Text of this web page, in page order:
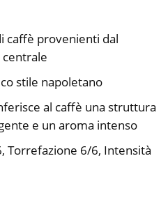
caffè provenienti dal
centrale
stile napoletano
al caffè una struttura
e un aroma intenso
Torrefazione 6/6, Intensità